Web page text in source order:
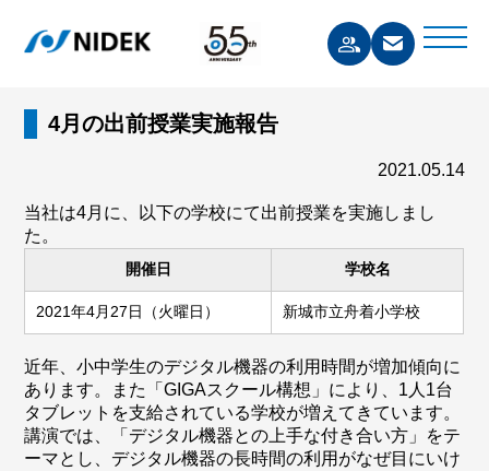
4月の出前授業実施報告
2021.05.14
当社は4月に、以下の学校にて出前授業を実施しまし
た。
開催日 学校名
2021年4月27日（火曜日） 新城市立舟着小学校
近年、小中学生のデジタル機器の利用時間が増加傾向に
あります。また「GIGAスクール構想」により、1人1台
タブレットを支給されている学校が増えてきています。
講演では、「デジタル機器との上手な付き合い方」をテ
ーマとし、デジタル機器の長時間の利用がなぜ目にいけ